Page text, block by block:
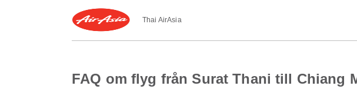
Thai AirAsia
FAQ om flyg från Surat Thani till Chiang